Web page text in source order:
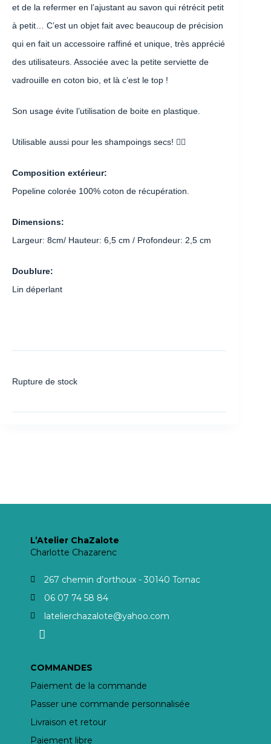
et de la refermer en l’ajustant au savon qui rétrécit petit
à petit… C’est un objet fait avec beaucoup de précision
qui en fait un accessoire raffiné et unique, très apprécié
des utilisateurs. Associée avec la petite serviette de
vadrouille en coton bio, et là c’est le top !
Son usage évite l’utilisation de boite en plastique.
Utilisable aussi pour les shampoings secs! 👍🏽
Composition extérieur:
Popeline colorée 100% coton de récupération.
Dimensions:
Largeur: 8cm/ Hauteur: 6,5 cm / Profondeur: 2,5 cm
Doublure:
Lin déperlant
Rupture de stock
L’Atelier ChaZalote
Charlotte Chazarenc
267 chemin d’orthoux - 30140 Tornac
06 07 74 58 84
latelierchazalote@yahoo.com
COMMANDES
Paiement de la commande
Passer une commande personnalisée
Livraison et retour
Paiement libre